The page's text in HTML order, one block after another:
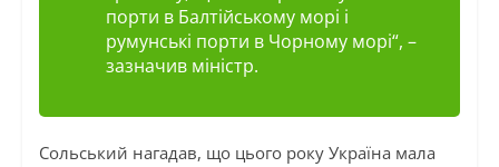
порти в Балтійському морі і
румунські порти в Чорному морі“, –
зазначив міністр.
Сольський нагадав, що цього року Україна мала